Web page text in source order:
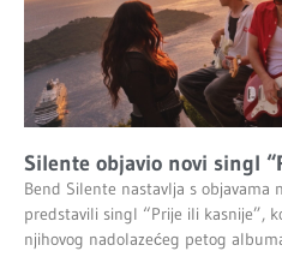
Silente objavio novi singl
Bend Silente nastavlja s objavama
predstavili singl “Prije ili kasnije”,
njihovog nadolazećeg petog